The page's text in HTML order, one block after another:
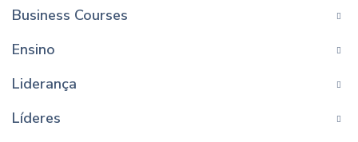
Business Courses
Ensino
Liderança
Líderes